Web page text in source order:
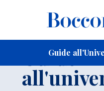
Guide
Guide